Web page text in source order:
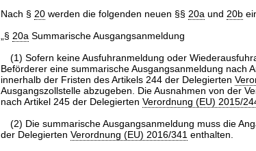
Nach § 20werden die folgenden neuen §§ 20a und 20b
„§ 20a Summarische Ausgangsanmeldung
(1) Sofern keine Ausfuhranmeldung oder
Beförderer eine summarische Ausgangsanmeldung nach
innerhalb der Fristen des Artikels 244 der Delegierten
Ausgangszollstelle abzugeben. Die Ausnahmen von der
nach Artikel 245 der Delegierten Verordnung (EU) 2015/
(2) Die summarische Ausgangsanmeldung muss die
der Delegierten Verordnung (EU) 2016/341 enthalten.